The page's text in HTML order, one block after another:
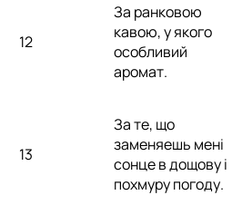
12
За ранковою
кавою, у якого
особливий
аромат.
13
За те, що
заменяешь мені
сонце в дощову і
похмуру погоду.